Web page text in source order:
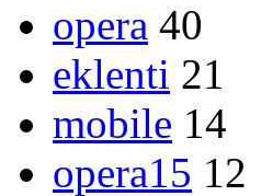
opera 40
eklenti 21
mobile 14
opera15 12